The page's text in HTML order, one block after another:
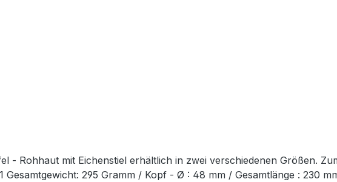
- Rohhaut mit Eichenstiel erhältlich in zwei verschiedenen Größen.
Gesamtgewicht: 295 Gramm / Kopf - Ø : 48 mm / Gesamtlänge : 230